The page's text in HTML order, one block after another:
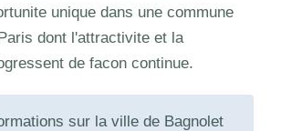
unique dans une commune
dont l'attractivite et la
de facon continue.
sur la ville de Bagnolet